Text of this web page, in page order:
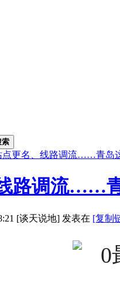
索
点更名、线路调流……青岛
路调流……
[谈天说地] 发表在 [复制